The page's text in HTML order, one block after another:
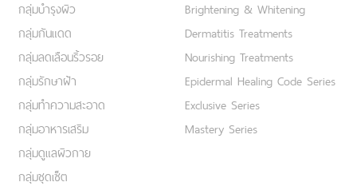
กลุ่มบำรุงผิว
กลุ่มกันแดด
กลุ่มลดเลือนริ้วรอย
กลุ่มรักษาฝ้า
กลุ่มทำความสะอาด
กลุ่มอาหารเสริม
กลุ่มดูแลผิวกาย
กลุ่มชุดเซ็ต
Brightening & Whitening
Dermatitis Treatments
Nourishing Treatments
Epidermal Healing Code Series
Exclusive Series
Mastery Series